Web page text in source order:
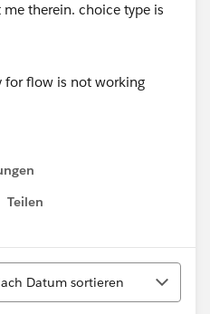
therein. choice type is
Teilen
menu
Datum sortieren